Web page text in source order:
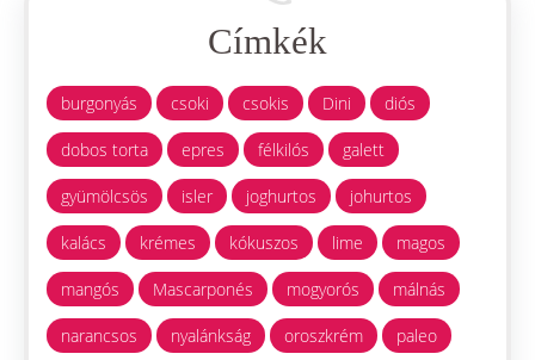
Címkék
burgonyás csoki csokis Dini diós
dobos torta epres félkilós galett
gyümölcsös isler joghurtos johurtos
kalács krémes kókuszos lime magos
mangós Mascarponés mogyorós málnás
narancsos nyalánkság oroszkrém paleo